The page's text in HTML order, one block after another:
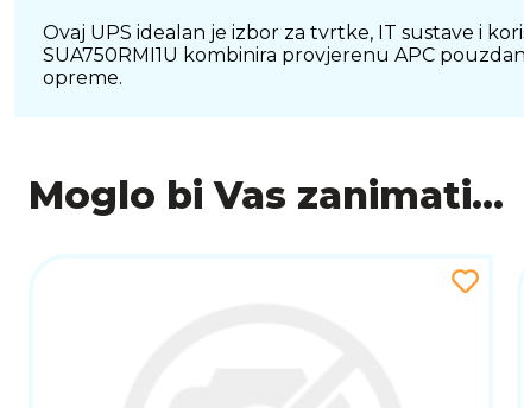
Ovaj UPS idealan je izbor za tvrtke, IT sustave i
SUA750RMI1U kombinira provjerenu APC
opreme.
Moglo bi Vas zanimati...